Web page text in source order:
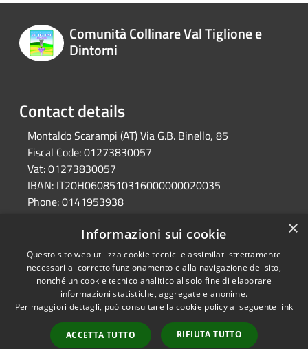
Comunità Collinare Val Tiglione e
Dintorni
Contact details
Montaldo Scarampi (AT) Via G.B. Binello, 85
Fiscal Code:01273830057
Vat:01273830057
IBAN: IT20H0608510316000000020035
Phone:0141953938
RSS
Accessibility
Privacy
Cookie
Sitemap
Ente convenzionato
Astigov
Progetto|Convenzione|
Adesioni
×
Informazioni sui cookie
Questo sito web utilizza cookie tecnici e assimilati strettamente
necessari al corretto funzionamento e alla navigazione del sito,
nonché un cookie tecnico analitico al solo fine di elaborare
informazioni statistiche, aggregate e anonime.
Per maggiori dettagli, può consultare la cookie policy al seguente link
ACCETTA TUTTO RIFIUTA TUTTO